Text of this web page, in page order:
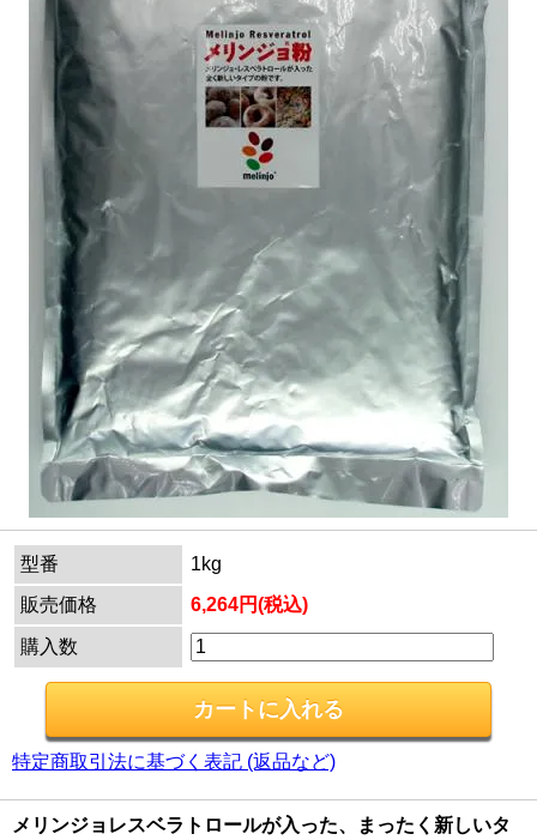
型番
1kg
販売価格
6,264円(税込)
購入数
特定商取引法に基づく表記 (返品など)
メリンジョレスベラトロールが入った、まったく新しいタ